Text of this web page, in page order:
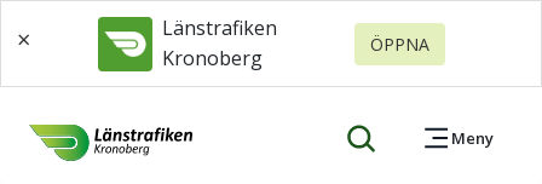
×
Länstrafiken
Kronoberg
ÖPPNA
Meny